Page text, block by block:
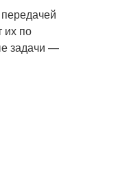
их по
задачи —